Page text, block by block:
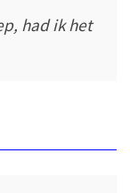
had ik het